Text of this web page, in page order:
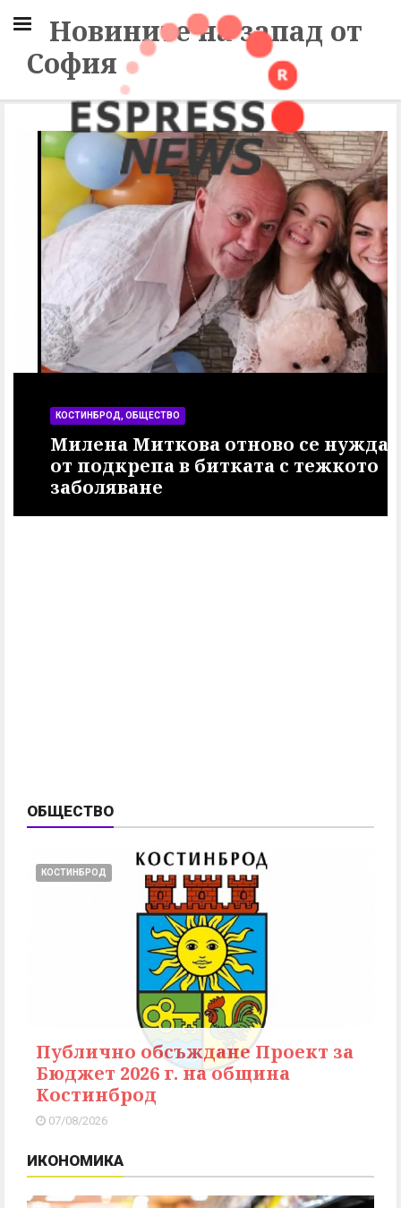
Новините на запад от
София
КОСТИНБРОД, ОБЩЕСТВО
Милена Миткова отново се нуждае
от подкрепа в битката с тежкото
заболяване
ОБЩЕСТВО
КОСТИНБРОД
Публично обсъждане Проект за
Бюджет 2026 г. на община
Костинброд
07/08/2026
ИКОНОМИКА